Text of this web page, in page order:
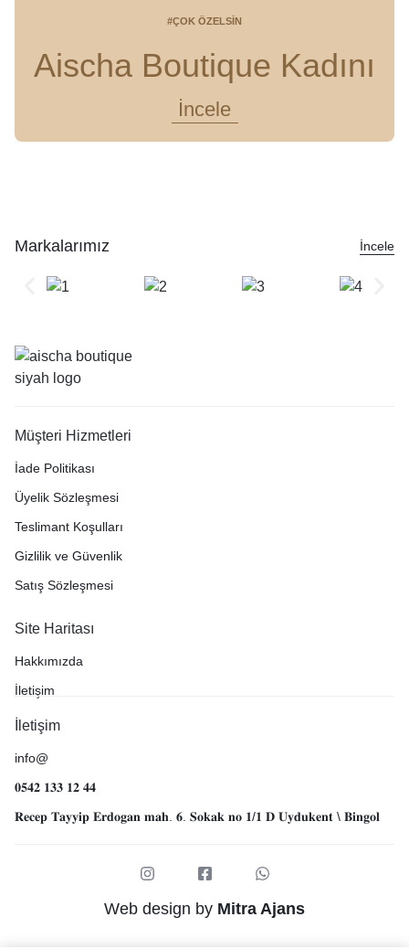
#ÇOK ÖZELSIN
Aischa Boutique Kadını
İncele
Markalarımız İncele
Müşteri Hizmetleri
İade Politikası
Üyelik Sözleşmesi
Teslimant Koşulları
Gizlilik ve Güvenlik
Satış Sözleşmesi
Site Haritası
Hakkımızda
İletişim
İletişim
info@
𝟎𝟓𝟒𝟐 𝟏𝟑𝟑 𝟏𝟐 𝟒𝟒
𝐑𝐞𝐜𝐞𝐩 𝐓𝐚𝐲𝐲𝐢𝐩 𝐄𝐫𝐝𝐨𝐠𝐚𝐧 𝐦𝐚𝐡. 𝟔. 𝐒𝐨𝐤𝐚𝐤 𝐧𝐨 𝟏/𝟏 𝐃 𝐔𝐲𝐝𝐮𝐤𝐞𝐧𝐭 \ 𝐁𝐢𝐧𝐠𝐨𝐥
Web design by Mitra Ajans